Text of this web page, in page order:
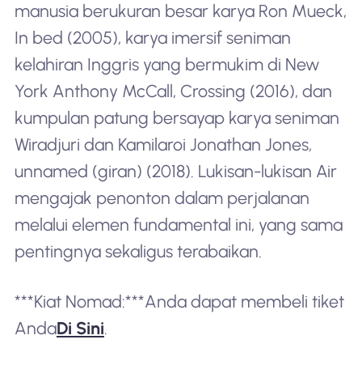
manusia berukuran besar karya Ron Mueck,
In bed (2005), karya imersif seniman
kelahiran Inggris yang bermukim di New
York Anthony McCall, Crossing (2016), dan
kumpulan patung bersayap karya seniman
Wiradjuri dan Kamilaroi Jonathan Jones,
unnamed (giran) (2018). Lukisan-lukisan Air
mengajak penonton dalam perjalanan
melalui elemen fundamental ini, yang sama
pentingnya sekaligus terabaikan.
***Kiat Nomad:***Anda dapat membeli tiket
AndaDi Sini.